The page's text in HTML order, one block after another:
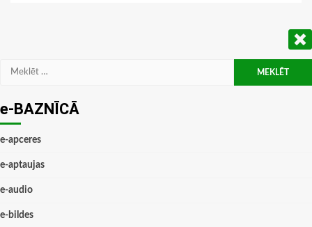
Meklēt:
e-BAZNĪCĀ
e-apceres
e-aptaujas
e-audio
e-bildes